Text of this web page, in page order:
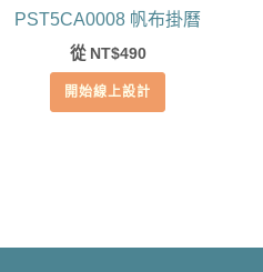
PST5CA0008 帆布掛曆
從 NT$490
開始線上設計